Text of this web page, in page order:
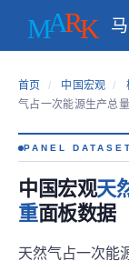
首页 / 中国宏观 /
气占一次能源生产总
PANEL
中国宏观天
重面板数据
天然气占一次能